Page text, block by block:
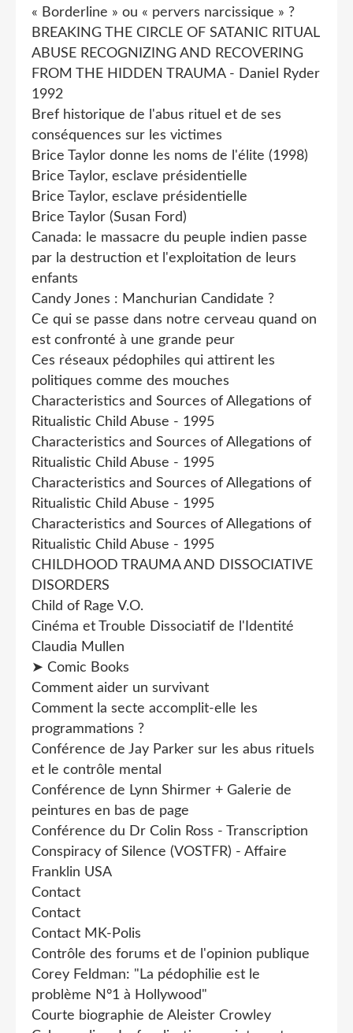
« Borderline » ou « pervers narcissique » ?
BREAKING THE CIRCLE OF SATANIC RITUAL
ABUSE RECOGNIZING AND RECOVERING
FROM THE HIDDEN TRAUMA - Daniel Ryder
1992
Bref historique de l'abus rituel et de ses
conséquences sur les victimes
Brice Taylor donne les noms de l'élite (1998)
Brice Taylor, esclave présidentielle
Brice Taylor, esclave présidentielle
Brice Taylor (Susan Ford)
Canada: le massacre du peuple indien passe
par la destruction et l'exploitation de leurs
enfants
Candy Jones : Manchurian Candidate ?
Ce qui se passe dans notre cerveau quand on
est confronté à une grande peur
Ces réseaux pédophiles qui attirent les
politiques comme des mouches
Characteristics and Sources of Allegations of
Ritualistic Child Abuse - 1995
Characteristics and Sources of Allegations of
Ritualistic Child Abuse - 1995
Characteristics and Sources of Allegations of
Ritualistic Child Abuse - 1995
Characteristics and Sources of Allegations of
Ritualistic Child Abuse - 1995
CHILDHOOD TRAUMA AND DISSOCIATIVE
DISORDERS
Child of Rage V.O.
Cinéma et Trouble Dissociatif de l'Identité
Claudia Mullen
➤ Comic Books
Comment aider un survivant
Comment la secte accomplit-elle les
programmations ?
Conférence de Jay Parker sur les abus rituels
et le contrôle mental
Conférence de Lynn Shirmer + Galerie de
peintures en bas de page
Conférence du Dr Colin Ross - Transcription
Conspiracy of Silence (VOSTFR) - Affaire
Franklin USA
Contact
Contact
Contact MK-Polis
Contrôle des forums et de l'opinion publique
Corey Feldman: "La pédophilie est le
problème N°1 à Hollywood"
Courte biographie de Aleister Crowley